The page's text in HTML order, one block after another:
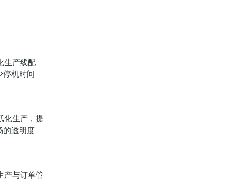
生产线配
停机时间
化生产，提
的透明度
产与订单管